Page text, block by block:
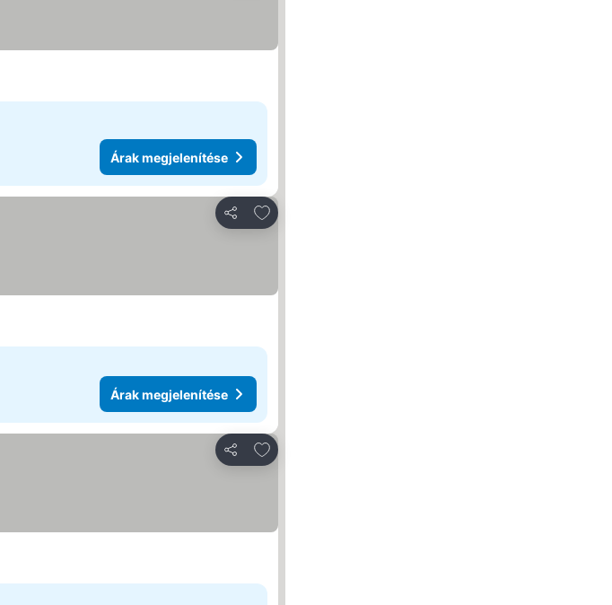
Árak megjelenítése
Megosztás
Hozzáadás a kedvencekhez
Árak megjelenítése
Megosztás
Hozzáadás a kedvencekhez